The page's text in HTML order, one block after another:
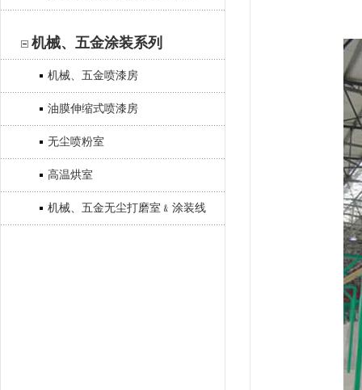
机械、五金涂装系列
机械、五金喷漆房
油膜伸缩式喷漆房
无尘喷粉室
高温烘室
机械、五金无尘打磨室﹠涂装线